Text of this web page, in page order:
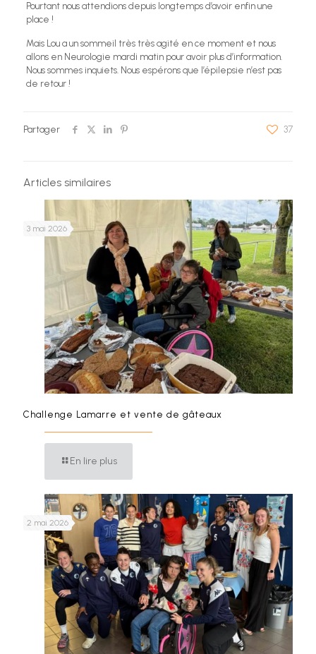
Pourtant nous attendions depuis longtemps d’avoir enfin une
place !
Mais Lou a un sommeil très très agité en ce moment et nous
allons en Neurologie mardi matin pour avoir plus d’information.
Nous sommes inquiets. Nous espérons que l’épilepsie n’est pas
de retour !
Partager 37
Articles similaires
3 mai 2026
Challenge Lamarre et vente de gâteaux
En lire plus
2 mai 2026